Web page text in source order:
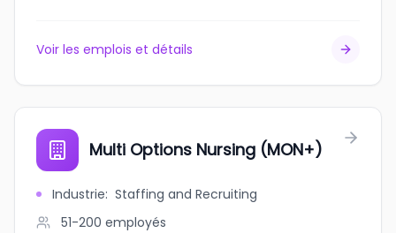
Voir les emplois et détails
Multi Options Nursing (MON+)
Industrie: Staffing and Recruiting
51-200 employés